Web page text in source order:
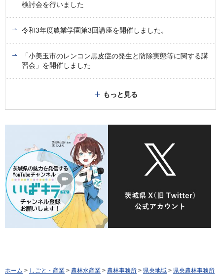
検討会を行いました
令和3年度農業学園第3回講座を開催しました。
「小美玉市のレンコン黒皮症の発生と防除実態等に関する講
習会」を開催しました
もっと見る
ホーム > しごと・産業 > 農林水産業 > 農林事務所 > 県央地域 > 県央農林事務所